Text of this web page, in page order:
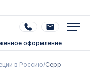
оформление
в Россию/Серр